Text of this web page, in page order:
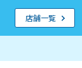
店舗一覧